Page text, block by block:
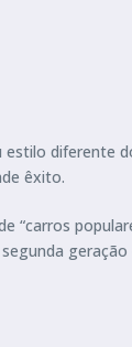
diferente
êxito.
“carros
geração